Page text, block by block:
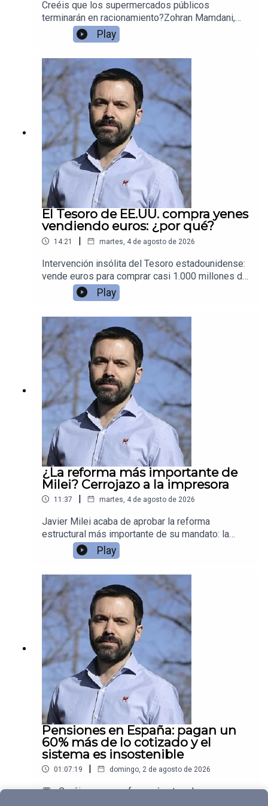
Creéis que los supermercados públicos
terminarán en racionamiento?Zohran Mamdani,
alcalde de Nueva York, prometió supermercados
públicos con descuentos de hasta el 30% en
productos básicos. El problema: esa rebaja no
viene de mejor gestión, sino de subsidios
pagados por el contribuyente.Juan Ramón Rallo
explica por qué esta política genera arbitraje
especulativo, acaparamiento y la necesidad de
racionar con tarjetas de fidelización (el
equivalente neoyorquino a la libreta de
abastecimiento cubana). Una receta fallida que ya
se aplicó en Cuba y Venezuela.
Play
El Tesoro de EE.UU. compra yenes
vendiendo euros: ¿por qué?
14:21 | martes, 4 de agosto de 2026
Intervención insólita del Tesoro estadounidense:
vende euros para comprar casi 1.000 millones de
dólares en yenes.
Play
¿La reforma más importante de
Milei? Cerrojazo a la impresora
11:37 | martes, 4 de agosto de 2026
Javier Milei acaba de aprobar la reforma
estructural más importante de su mandato: la
nueva Carta Orgánica del Banco Central y unas
reglas fiscales que ponen grilletes al Tesoro
Play
Pensiones en España: pagan un
60% más de lo cotizado y el
sistema es insostenible
01:07:19 | domingo, 2 de agosto de 2026
💬 ¿Creéis que se reformará antes de que sea